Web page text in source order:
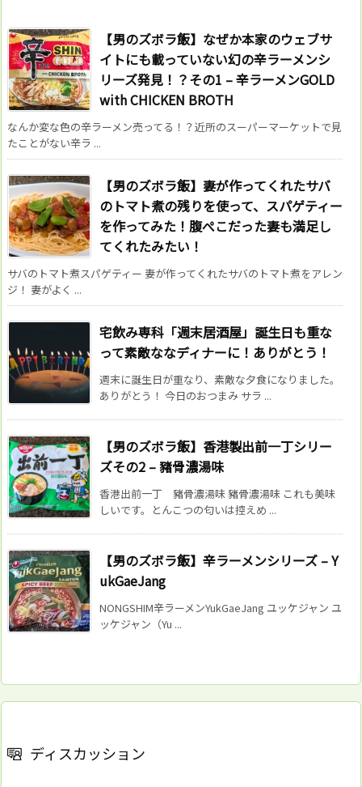
【男のズボラ飯】なぜか本家のウェブサ
イトにも載っていない幻の辛ラーメンシ
リーズ発見！？その1 – 辛ラーメンGOLD
with CHICKEN BROTH
なんか変な色の辛ラーメン売ってる！？近所のスーパーマーケットで見
たことがない辛ラ ...
【男のズボラ飯】妻が作ってくれたサバ
のトマト煮の残りを使って、スパゲティー
を作ってみた！腹ぺこだった妻も満足し
てくれたみたい！
サバのトマト煮スパゲティー 妻が作ってくれたサバのトマト煮をアレン
ジ！ 妻がよく ...
宅飲み専科「週末居酒屋」誕生日も重な
って素敵ななディナーに！ありがとう！
週末に誕生日が重なり、素敵な夕食になりました。
ありがとう！ 今日のおつまみ サラ ...
【男のズボラ飯】香港製出前一丁シリー
ズその2 – 豬骨濃湯味
香港出前一丁 豬骨濃湯味 豬骨濃湯味 これも美味
しいです。とんこつの匂いは控えめ ...
【男のズボラ飯】辛ラーメンシリーズ – Y
ukGaeJang
NONGSHIM辛ラーメンYukGaeJang ユッケジャン ユ
ッケジャン（Yu ...
ディスカッション